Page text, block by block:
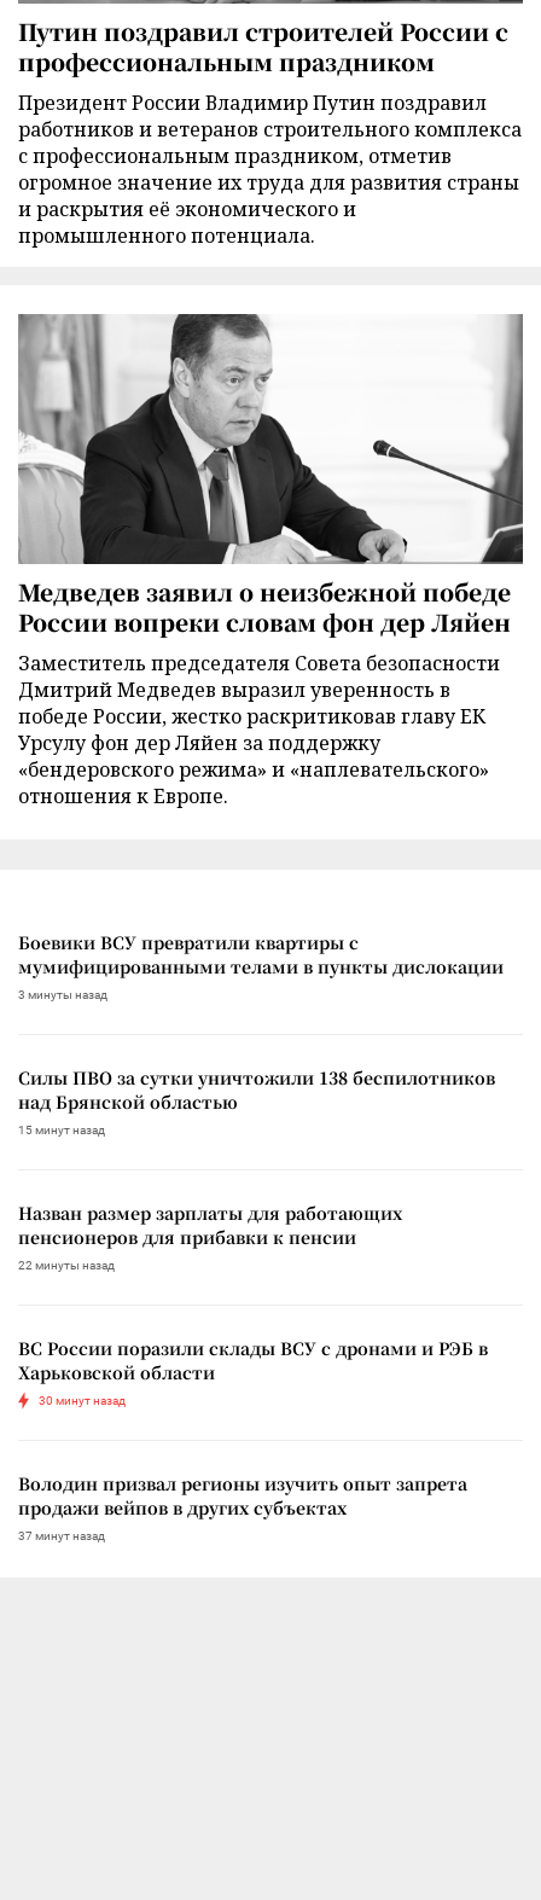
Путин поздравил строителей России с
профессиональным праздником
Президент России Владимир Путин поздравил
работников и ветеранов строительного комплекса
с профессиональным праздником, отметив
огромное значение их труда для развития страны
и раскрытия её экономического и
промышленного потенциала.
Медведев заявил о неизбежной победе
России вопреки словам фон дер Ляйен
Заместитель председателя Совета безопасности
Дмитрий Медведев выразил уверенность в
победе России, жестко раскритиковав главу ЕК
Урсулу фон дер Ляйен за поддержку
«бендеровского режима» и «наплевательского»
отношения к Европе.
Боевики ВСУ превратили квартиры с
мумифицированными телами в пункты дислокации
3 минуты назад
Силы ПВО за сутки уничтожили 138 беспилотников
над Брянской областью
15 минут назад
Назван размер зарплаты для работающих
пенсионеров для прибавки к пенсии
22 минуты назад
ВС России поразили склады ВСУ с дронами и РЭБ в
Харьковской области
30 минут назад
Володин призвал регионы изучить опыт запрета
продажи вейпов в других субъектах
37 минут назад